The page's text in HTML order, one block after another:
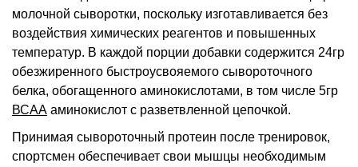
молочной сыворотки, поскольку изготавливается без
воздействия химических реагентов и повышенных
температур. В каждой порции добавки содержится 24гр
обезжиренного быстроусвояемого сывороточного
белка, обогащенного аминокислотами, в том числе 5гр
ВСАА аминокислот с разветвленной цепочкой.
Принимая сывороточный протеин после тренировок,
спортсмен обеспечивает свои мышцы необходимым